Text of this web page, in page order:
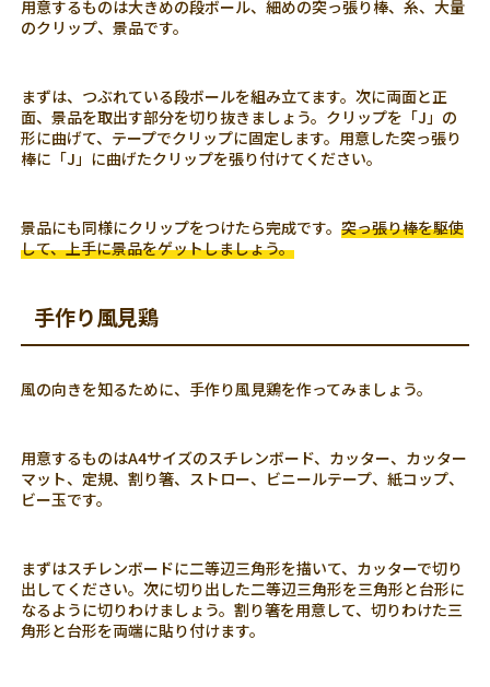
用意するものは大きめの段ボール、細めの突っ張り棒、糸、大量
のクリップ、景品です。
まずは、つぶれている段ボールを組み立てます。次に両面と正
面、景品を取出す部分を切り抜きましょう。クリップを「J」の
形に曲げて、テープでクリップに固定します。用意した突っ張り
棒に「J」に曲げたクリップを張り付けてください。
景品にも同様にクリップをつけたら完成です。突っ張り棒を駆使
して、上手に景品をゲットしましょう。
手作り風見鶏
風の向きを知るために、手作り風見鶏を作ってみましょう。
用意するものはA4サイズのスチレンボード、カッター、カッター
マット、定規、割り箸、ストロー、ビニールテープ、紙コップ、
ビー玉です。
まずはスチレンボードに二等辺三角形を描いて、カッターで切り
出してください。次に切り出した二等辺三角形を三角形と台形に
なるように切りわけましょう。割り箸を用意して、切りわけた三
角形と台形を両端に貼り付けます。